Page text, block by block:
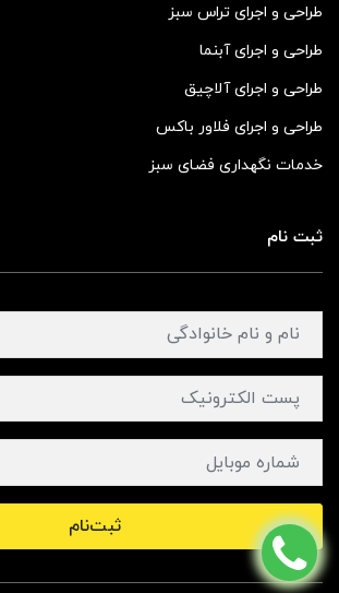
طراحی و اجرای تراس سبز
طراحی و اجرای آبنما
طراحی و اجرای آلاچیق
طراحی و اجرای فلاور باکس
خدمات نگهداری فضای سبز
ثبت نام
ثبت‌نام